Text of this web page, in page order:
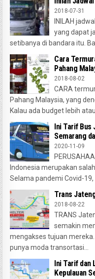
2018-07-31
INILAH
yang dapat
setibanya di bandara itu.
Cara
Pahang
2018-08-02
CARA
Pahang Malaysia, yang
Kalau ada budget lebih
Ini Tarif Bus
Semarang
2020-11-09
Indonesia merupakan
Selama pandemi Covid-19,
Trans
2018-08-22
TRANS
semakin
mengakses tujuan
punya moda transortasi...
Ini Tarif dan
Kepulauan